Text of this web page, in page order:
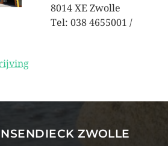
8014 XE Zwolle
Tel: 038 4655001 /
ZWOLLE